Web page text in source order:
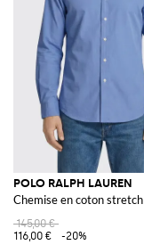
POLO RALPH LAUREN
Chemise en coton stretch
145,00 €
116,00 €
-20%